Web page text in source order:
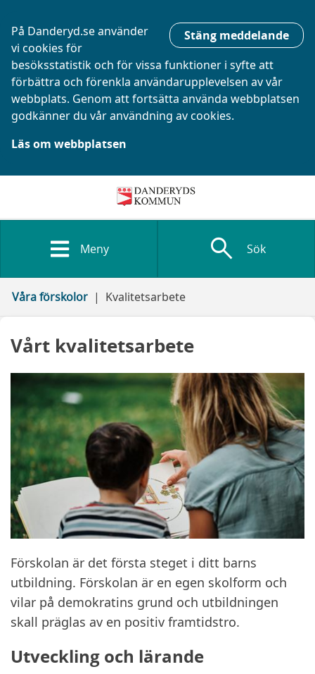
Stäng meddelande
På Danderyd.se använder
vi cookies för
besöksstatistik och för vissa funktioner i syfte att
förbättra och förenkla användarupplevelsen av vår
webbplats. Genom att fortsätta använda webbplatsen
godkänner du vår användning av cookies.
Läs om webbplatsen
Meny search Sök
Våra förskolor Kvalitetsarbete
Vårt kvalitetsarbete
Förskolan är det första steget i ditt barns
utbildning. Förskolan är en egen skolform och
vilar på demokratins grund och utbildningen
skall präglas av en positiv framtidstro.
Utveckling och lärande